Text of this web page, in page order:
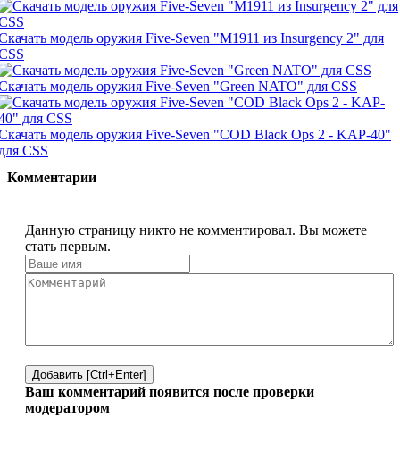
модель оружия Five-Seven "M1911 из Insurgency 2" для
модель оружия Five-Seven "Green NATO" для CSS
модель оружия Five-Seven "COD Black Ops 2 - KAP-40"
CSS
Комментарии
Данную страницу никто не комментировал. Вы можете
стать первым.
Добавить [Ctrl+Enter]
Ваш комментарий появится после проверки
модератором